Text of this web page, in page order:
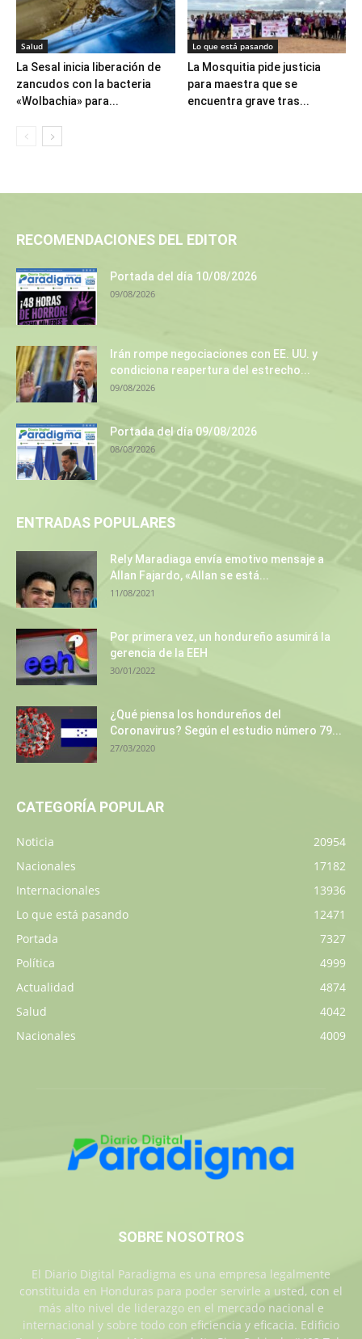
Salud
La Sesal inicia liberación de
zancudos con la bacteria
«Wolbachia» para...
Lo que está pasando
La Mosquitia pide justicia
para maestra que se
encuentra grave tras...
RECOMENDACIONES DEL EDITOR
Portada del día 10/08/2026
09/08/2026
Irán rompe negociaciones con EE. UU. y
condiciona reapertura del estrecho...
09/08/2026
Portada del día 09/08/2026
08/08/2026
ENTRADAS POPULARES
Rely Maradiaga envía emotivo mensaje a
Allan Fajardo, «Allan se está...
11/08/2021
Por primera vez, un hondureño asumirá la
gerencia de la EEH
30/01/2022
¿Qué piensa los hondureños del
Coronavirus? Según el estudio número 79...
27/03/2020
CATEGORÍA POPULAR
Noticia
20954
Nacionales
17182
Internacionales
13936
Lo que está pasando
12471
Portada
7327
Política
4999
Actualidad
4874
Salud
4042
Nacionales
4009
SOBRE NOSOTROS
El Diario Digital Paradigma es una empresa legalmente
constituida en Honduras para poder servirle a usted, con el
más alto nivel de liderazgo en el mercado nacional e
internacional y sobre todo con eficiencia y eficacia. Edificio